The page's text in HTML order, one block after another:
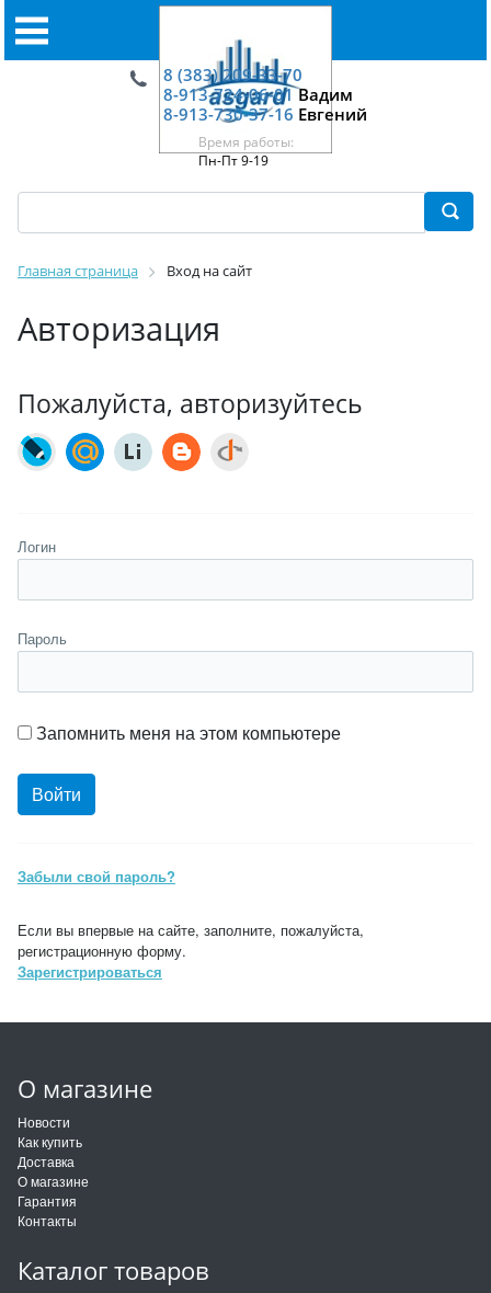
8 (383) 209-33-70
8-913-724-06-01Вадим
8-913-730-37-16 Евгений
Время работы:
Пн-Пт 9-19
Главная страница Вход на сайт
Авторизация
Пожалуйста, авторизуйтесь
Логин
Пароль
Запомнить меня на этом компьютере
Забыли свой пароль?
Если вы впервые на сайте, заполните, пожалуйста,
регистрационную форму.
Зарегистрироваться
О магазине
Новости
Как купить
Доставка
О магазине
Гарантия
Контакты
Каталог товаров